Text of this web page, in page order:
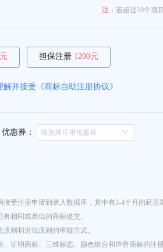
注： 若超过10个项
担保注册 1200元
解并接受《商标自助注册协议》
优惠券：
受注册申请到录入数据库，其中有3-4个月的延迟
相同或类似的商标提交。
则和近似原则的审核方式。
证明商标、三维标志、颜色组合和声音商标的注